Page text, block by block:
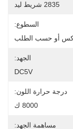
2835 شريط ليد
السطوع:
الجهد:
DC5V
درجة حرارة اللون:
8000 ك
مساهمة الجهد: